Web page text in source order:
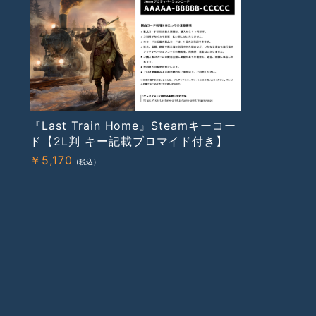
『Last Train Home』Steamキーコー
ド【2L判 キー記載ブロマイド付き】
￥ 5,170